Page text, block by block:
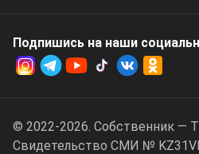
Подпишись на наши
© 2022-2026. Собственник —
Cвидетельство СМИ №